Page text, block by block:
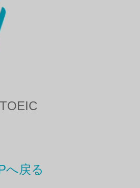
へ戻る